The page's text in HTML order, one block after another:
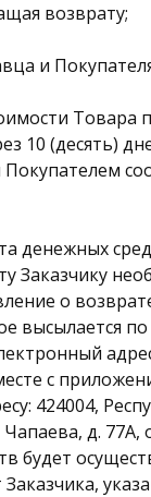
возврату;
и
Товара
10 (десять)
Покупателем
денежных
Заказчику
о
высылается
с
424004,
д. 77А,
будет
Заказчика,